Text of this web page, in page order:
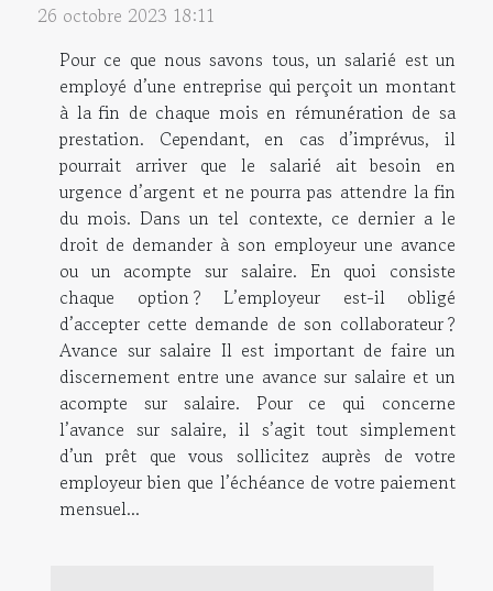
26 octobre 2023 18:11
Pour ce que nous savons tous, un salarié est un
employé d’une entreprise qui perçoit un montant
à la fin de chaque mois en rémunération de sa
prestation. Cependant, en cas d’imprévus, il
pourrait arriver que le salarié ait besoin en
urgence d’argent et ne pourra pas attendre la fin
du mois. Dans un tel contexte, ce dernier a le
droit de demander à son employeur une avance
ou un acompte sur salaire. En quoi consiste
chaque option ? L’employeur est-il obligé
d’accepter cette demande de son collaborateur ?
Avance sur salaire Il est important de faire un
discernement entre une avance sur salaire et un
acompte sur salaire. Pour ce qui concerne
l’avance sur salaire, il s’agit tout simplement
d’un prêt que vous sollicitez auprès de votre
employeur bien que l’échéance de votre paiement
mensuel...